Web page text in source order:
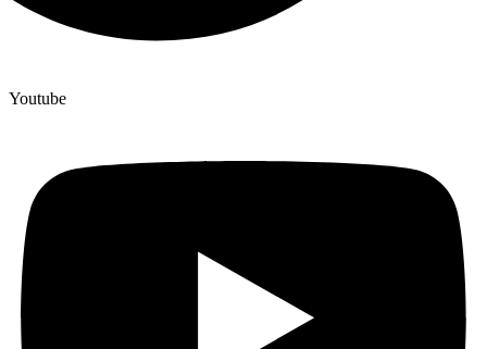
Youtube